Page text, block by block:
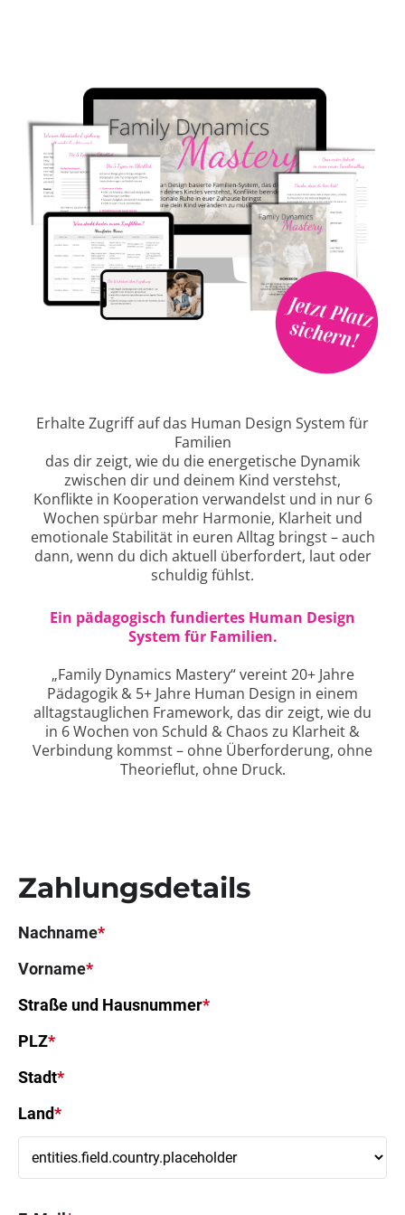
Erhalte Zugriff auf das Human Design System für
Familien
das dir zeigt, wie du die energetische Dynamik
zwischen dir und deinem Kind verstehst,
Konflikte in Kooperation verwandelst und in nur 6
Wochen spürbar mehr Harmonie, Klarheit und
emotionale Stabilität in euren Alltag bringst – auch
dann, wenn du dich aktuell überfordert, laut oder
schuldig fühlst.
Ein pädagogisch fundiertes Human Design
System für Familien.
„Family Dynamics Mastery“ vereint 20+ Jahre
Pädagogik & 5+ Jahre Human Design in einem
alltagstauglichen Framework, das dir zeigt, wie du
in 6 Wochen von Schuld & Chaos zu Klarheit &
Verbindung kommst – ohne Überforderung, ohne
Theorieflut, ohne Druck.
Zahlungsdetails
Nachname*
Vorname*
Straße und Hausnummer*
PLZ*
Stadt*
Land*